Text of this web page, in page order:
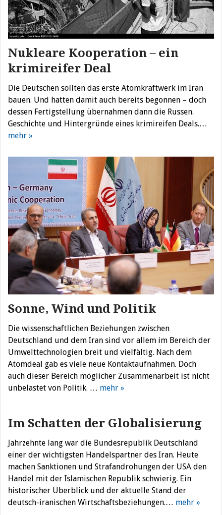
Nukleare Kooperation – ein
krimireifer Deal
Die Deutschen sollten das erste Atomkraftwerk im Iran
bauen. Und hatten damit auch bereits begonnen – doch
dessen Fertigstellung übernahmen dann die Russen.
Geschichte und Hintergründe eines krimireifen Deals.…
mehr »
Sonne, Wind und Politik
Die wissenschaftlichen Beziehungen zwischen
Deutschland und dem Iran sind vor allem im Bereich der
Umwelttechnologien breit und vielfältig. Nach dem
Atomdeal gab es viele neue Kontaktaufnahmen. Doch
auch dieser Bereich möglicher Zusammenarbeit ist nicht
unbelastet von Politik. … mehr »
Im Schatten der Globalisierung
Jahrzehnte lang war die Bundesrepublik Deutschland
einer der wichtigsten Handelspartner des Iran. Heute
machen Sanktionen und Strafandrohungen der USA den
Handel mit der Islamischen Republik schwierig. Ein
historischer Überblick und der aktuelle Stand der
deutsch-iranischen Wirtschaftsbeziehungen.… mehr »